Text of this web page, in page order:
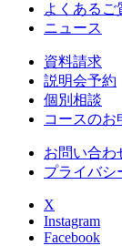
よくあるご
ニュース
資料請求
説明会予約
個別相談
コースのお
お問い合わ
プライバシ
X
Instagram
Facebook